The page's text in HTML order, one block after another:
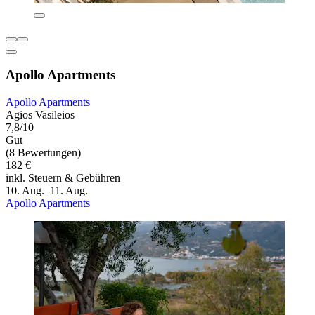
Apollo Apartments
Apollo Apartments
Agios Vasileios
7,8/10
Gut
(8 Bewertungen)
182 €
inkl. Steuern & Gebühren
10. Aug.–11. Aug.
Apollo Apartments